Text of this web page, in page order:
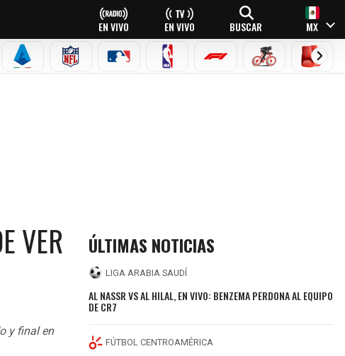
EN VIVO EN VIVO BUSCAR MX
LEAGUE
SERIE A NFL MLB NBA FÓRMULA 1CICLISMOBOXEO
VER
y final en
ÚLTIMAS NOTICIAS
LIGA ARABIA SAUDÍ
AL NASSR VS AL HILAL, EN VIVO: BENZEMA PERDONA AL EQUIPO
DE CR7
FÚTBOL CENTROAMÉRICA